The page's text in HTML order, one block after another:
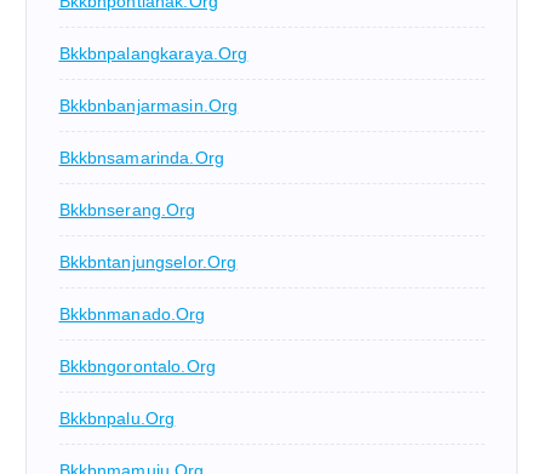
Bkkbnpalangkaraya.org
Bkkbnbanjarmasin.org
Bkkbnsamarinda.org
Bkkbnserang.org
Bkkbntanjungselor.org
Bkkbnmanado.org
Bkkbngorontalo.org
Bkkbnpalu.org
Bkkbnmamuju.org